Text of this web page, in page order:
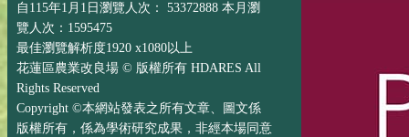
自115年1月1日瀏覽人次： 53372888 本月瀏
覽人次：1595475
最佳瀏覽解析度1920 x1080以上
花蓮區農業改良場 © 版權所有 HDARES All
Rights Reserved
Copyright ©本網站發表之所有文章、圖文係
版權所有，係為學術研究成果，非經本場同意